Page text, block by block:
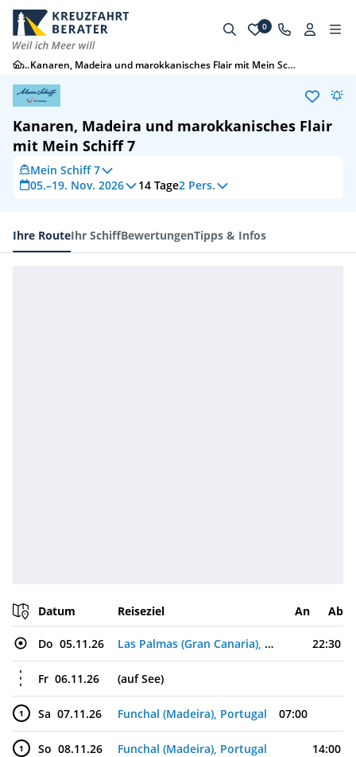
0
...Kanaren, Madeira und marokkanisches Flair mit Mein Schiff 7
Kanaren, Madeira und marokkanisches Flair
mit Mein Schiff 7
Mein Schiff 7
05.–19. Nov. 2026
14 Tage2 Pers.
Ihre RouteIhr SchiffBewertungenTipps & Infos
Datum Reiseziel An Ab
Do 05.11.26 Las Palmas (Gran Canaria), Spanien 22:30
Fr 06.11.26 (auf See)
1 Sa 07.11.26 Funchal (Madeira), Portugal 07:00
1 So 08.11.26 Funchal (Madeira), Portugal 14:00